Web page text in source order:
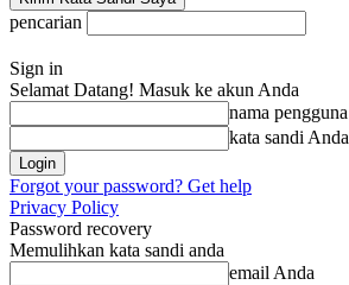
pencarian
Sign in
Selamat Datang! Masuk ke akun Anda
nama pengguna
kata sandi Anda
Forgot your password? Get help
Privacy Policy
Password recovery
Memulihkan kata sandi anda
email Anda